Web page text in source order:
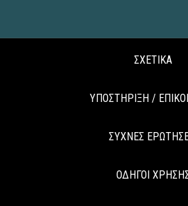
ΣΧΕΤΙΚΑ
ΥΠΟΣΤΗΡΙΞΗ /
ΣΥΧΝΕΣ
ΟΔΗΓΟΙ